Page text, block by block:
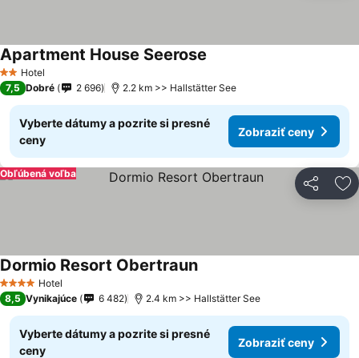
2 Počet hviezdičiek
Hotel
Apartment House Seerose
7,5 Dobré 2 696 2.2 km >> Hallstätter See
Vyberte dátumy a pozrite si presné
ceny
Zobraziť ceny
Zdieľať
Obľúbená voľba
4 Počet hviezdičiek
Hotel
Dormio Resort Obertraun
8,5 Vynikajúce 6 482 2.4 km >> Hallstätter See
Vyberte dátumy a pozrite si presné
ceny
Zobraziť ceny